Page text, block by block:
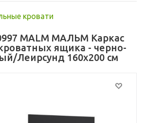
кровати
MALM МАЛЬМ Каркас
ящика - черно-
Леирсунд 160x200 см